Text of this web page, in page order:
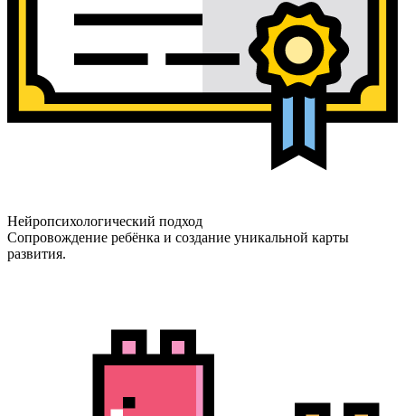
Нейропсихологический подход
Сопровождение ребёнка и создание уникальной карты
развития.